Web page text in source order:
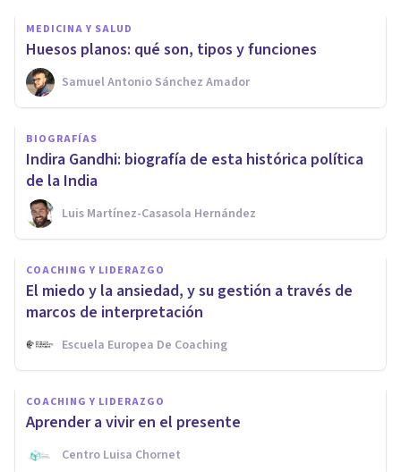
MEDICINA Y SALUD
Huesos planos: qué son, tipos y funciones
Samuel Antonio Sánchez Amador
BIOGRAFÍAS
Indira Gandhi: biografía de esta histórica política
de la India
Luis Martínez-Casasola Hernández
COACHING Y LIDERAZGO
El miedo y la ansiedad, y su gestión a través de
marcos de interpretación
Escuela Europea De Coaching
COACHING Y LIDERAZGO
Aprender a vivir en el presente
Centro Luisa Chornet